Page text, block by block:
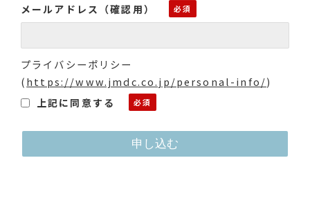
メールアドレス（確認用）
プライバシーポリシー
(https://www.jmdc.co.jp/personal-info/)
上記に同意する